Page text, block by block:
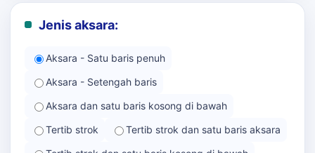
Jenis aksara:
Aksara - Satu baris penuh
Aksara - Setengah baris
Aksara dan satu baris kosong di bawah
Tertib strok
Tertib strok dan satu baris aksara